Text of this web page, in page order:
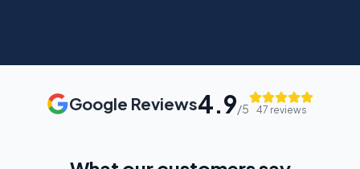
Google Reviews4.9/5 47 reviews